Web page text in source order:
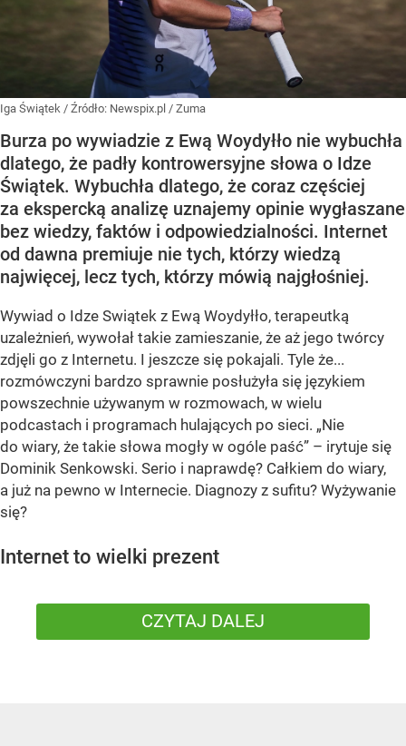
Iga Świątek / Źródło: Newspix.pl / Zuma
Burza po wywiadzie z Ewą Woydyłło nie wybuchła
dlatego, że padły kontrowersyjne słowa o Idze
Świątek. Wybuchła dlatego, że coraz częściej
za ekspercką analizę uznajemy opinie wygłaszane
bez wiedzy, faktów i odpowiedzialności. Internet
od dawna premiuje nie tych, którzy wiedzą
najwięcej, lecz tych, którzy mówią najgłośniej.
Wywiad o Idze Swiątek z Ewą Woydyłło, terapeutką
uzależnień, wywołał takie zamieszanie, że aż jego twórcy
zdjęli go z Internetu. I jeszcze się pokajali. Tyle że...
rozmówczyni bardzo sprawnie posłużyła się językiem
powszechnie używanym w rozmowach, w wielu
podcastach i programach hulających po sieci. „Nie
do wiary, że takie słowa mogły w ogóle paść” – irytuje się
Dominik Senkowski. Serio i naprawdę? Całkiem do wiary,
a już na pewno w Internecie. Diagnozy z sufitu? Wyżywanie
się?
Internet to wielki prezent
CZYTAJ DALEJ